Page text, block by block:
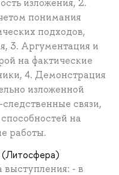
изложения, 2.
понимания
подходов,
3. Аргументация и
на фактические
4. Демонстрация
изложенной
связи,
на
работы.
(Литосфера)
выступления: - в